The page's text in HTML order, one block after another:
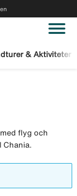
& Aktiviteter
flyg och